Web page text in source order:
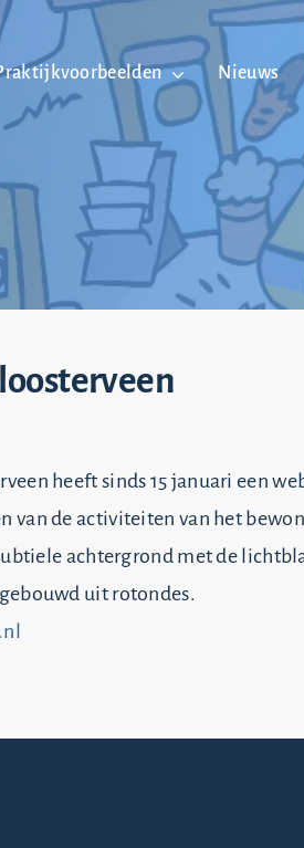
Nieuws
heeft sinds 15 januari een
van de activiteiten van het
achtergrond met de
uit rotondes.